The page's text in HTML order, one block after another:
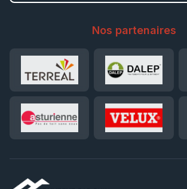
Nos partenaires